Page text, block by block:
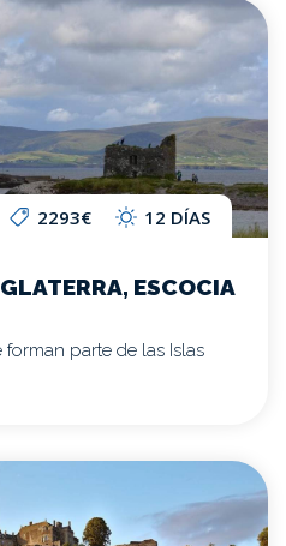
2293€ 12 DÍAS
ESCOCIA
parte de las Islas